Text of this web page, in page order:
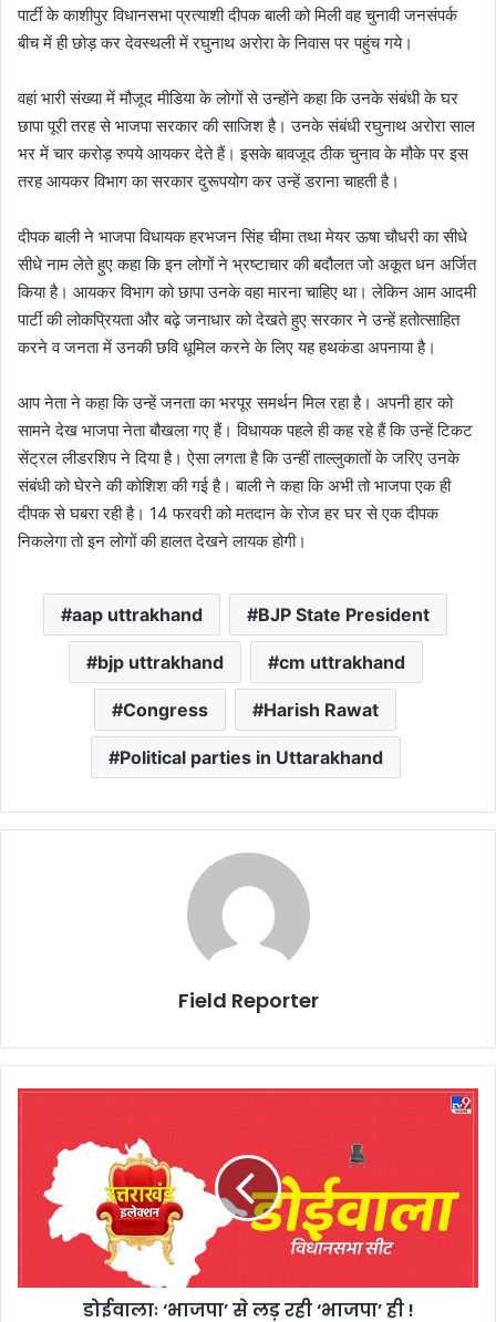
पार्टी के काशीपुर विधानसभा प्रत्याशी दीपक बाली को मिली वह चुनावी जनसंपर्क
बीच में ही छोड़ कर देवस्थली में रघुनाथ अरोरा के निवास पर पहुंच गये।
वहां भारी संख्या में मौजूद मीडिया के लोगों से उन्होंने कहा कि उनके संबंधी के घर
छापा पूरी तरह से भाजपा सरकार की साजिश है। उनके संबंधी रघुनाथ अरोरा साल
भर में चार करोड़ रुपये आयकर देते हैं। इसके बावजूद ठीक चुनाव के मौके पर इस
तरह आयकर विभाग का सरकार दुरूपयोग कर उन्हें डराना चाहती है।
दीपक बाली ने भाजपा विधायक हरभजन सिंह चीमा तथा मेयर ऊषा चौधरी का सीधे
सीधे नाम लेते हुए कहा कि इन लोगों ने भ्रष्टाचार की बदौलत जो अकूत धन अर्जित
किया है। आयकर विभाग को छापा उनके वहा मारना चाहिए था। लेकिन आम आदमी
पार्टी की लोकप्रियता और बढ़े जनाधार को देखते हुए सरकार ने उन्हें हतोत्साहित
करने व जनता में उनकी छवि धूमिल करने के लिए यह हथकंडा अपनाया है।
आप नेता ने कहा कि उन्हें जनता का भरपूर समर्थन मिल रहा है। अपनी हार को
सामने देख भाजपा नेता बौखला गए हैं। विधायक पहले ही कह रहे हैं कि उन्हें टिकट
सेंट्रल लीडरशिप ने दिया है। ऐसा लगता है कि उन्हीं ताल्लुकातों के जरिए उनके
संबंधी को घेरने की कोशिश की गई है। बाली ने कहा कि अभी तो भाजपा एक ही
दीपक से घबरा रही है। 14 फरवरी को मतदान के रोज हर घर से एक दीपक
निकलेगा तो इन लोगों की हालत देखने लायक होगी।
aap uttrakhand BJP State President
bjp uttrakhand cm uttrakhand
Congress Harish Rawat
Political parties in Uttarakhand
Field Reporter
डोईवालाः
‘भाजपा’
डोईवालाः ‘भाजपा’ से लड़ रही ‘भाजपा’ ही !